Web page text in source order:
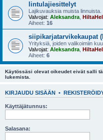
lintulajiesittelyt
Lajikuvauksia muista linnuista.
Valvojat: Aleksandra
Aiheet: 16
siipikarjatarvikekaupat
Yrityksiä, joiden valikoimiin
Valvojat: Aleksandra
Aiheet: 6
Käytössäsi olevat oikeudet eivät salli
lukemista.
KIRJAUDU SISÄÄN •
Käyttäjätunnus:
Salasana: